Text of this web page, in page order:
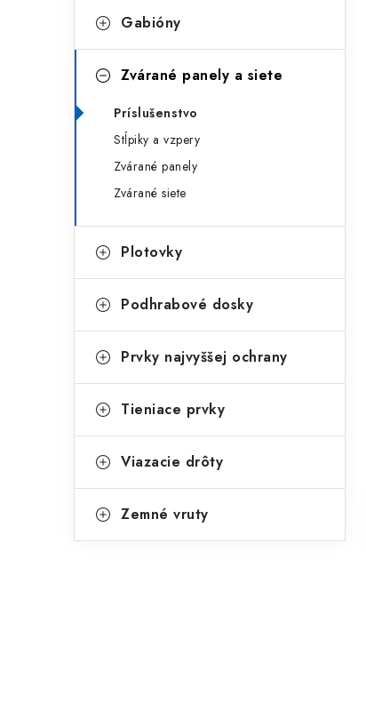
n
l
e
Gabióny
Zvárané panely a siete
Príslušenstvo
Stĺpiky a vzpery
Zvárané panely
Zvárané siete
Plotovky
Podhrabové dosky
Prvky najvyššej ochrany
Tieniace prvky
Viazacie drôty
Zemné vruty